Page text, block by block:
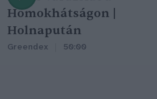
Homokhátságon |
Holnapután
Greendex 50:00